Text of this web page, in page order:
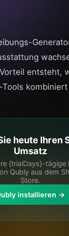
entsteht,
heute Ihren
Umsatz
{trialDays}-tägige
Qubly aus dem
Store.
installieren →